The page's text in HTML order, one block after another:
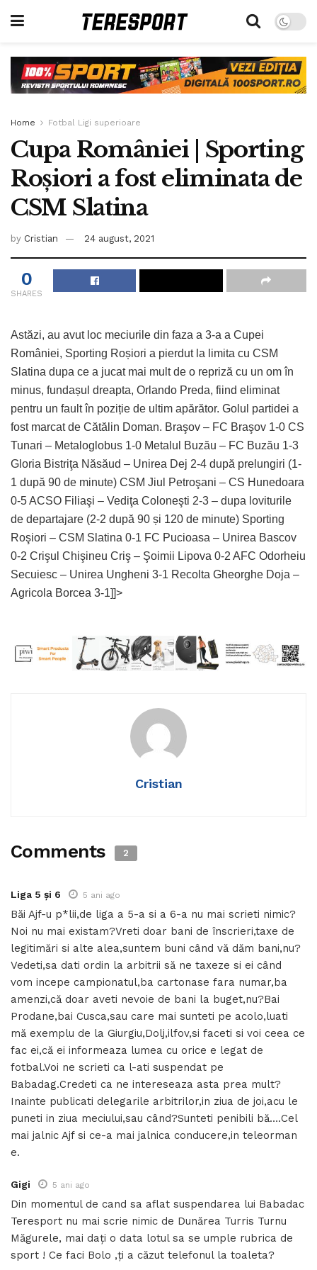
Home Fotbal Ligi superioare
Cupa României | Sporting
Roșiori a fost eliminata de
CSM Slatina
by Cristian 24 august, 2021
0
SHARES
Astăzi, au avut loc meciurile din faza a 3-a a Cupei
României, Sporting Roșiori a pierdut la limita cu CSM
Slatina dupa ce a jucat mai mult de o repriză cu un om în
minus, fundașul dreapta, Orlando Preda, fiind eliminat
pentru un fault în poziție de ultim apărător. Golul partidei a
fost marcat de Cătălin Doman. Braşov – FC Braşov 1-0 CS
Tunari – Metaloglobus 1-0 Metalul Buzău – FC Buzău 1-3
Gloria Bistriţa Năsăud – Unirea Dej 2-4 după prelungiri (1-
1 după 90 de minute) CSM Jiul Petroşani – CS Hunedoara
0-5 ACSO Filiaşi – Vediţa Coloneşti 2-3 – dupa loviturile
de departajare (2-2 după 90 și 120 de minute) Sporting
Roşiori – CSM Slatina 0-1 FC Pucioasa – Unirea Bascov
0-2 Crişul Chişineu Criş – Şoimii Lipova 0-2 AFC Odorheiu
Secuiesc – Unirea Ungheni 3-1 Recolta Gheorghe Doja –
Agricola Borcea 3-1]]>
Cristian
Comments 2
Liga 5 și 6 5 ani ago
Băi Ajf-u p*lii,de liga a 5-a si a 6-a nu mai scrieti nimic?
Noi nu mai existam?Vreti doar bani de înscrieri,taxe de
legitimări si alte alea,suntem buni când vă dăm bani,nu?
Vedeti,sa dati ordin la arbitrii să ne taxeze si ei când
vom incepe campionatul,ba cartonase fara numar,ba
amenzi,că doar aveti nevoie de bani la buget,nu?Bai
Prodane,bai Cusca,sau care mai sunteti pe acolo,luati
mă exemplu de la Giurgiu,Dolj,ilfov,si faceti si voi ceea ce
fac ei,că ei informeaza lumea cu orice e legat de
fotbal.Voi ne scrieti ca l-ati suspendat pe
Babadag.Credeti ca ne intereseaza asta prea mult?
Inainte publicati delegarile arbitrilor,in ziua de joi,acu le
puneti in ziua meciului,sau când?Sunteti penibili bă….Cel
mai jalnic Ajf si ce-a mai jalnica conducere,in teleorman
e.
Gigi 5 ani ago
Din momentul de cand sa aflat suspendarea lui Babadac
Teresport nu mai scrie nimic de Dunărea Turris Turnu
Măgurele, mai dați o data lotul sa se umple rubrica de
sport ! Ce faci Bolo ,ți a căzut telefonul la toaleta?